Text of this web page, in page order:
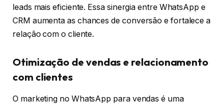
leads mais eficiente. Essa sinergia entre WhatsApp e
CRM aumenta as chances de conversão e fortalece a
relação com o cliente.
Otimização de vendas e relacionamento
com clientes
O marketing no WhatsApp para vendas é uma